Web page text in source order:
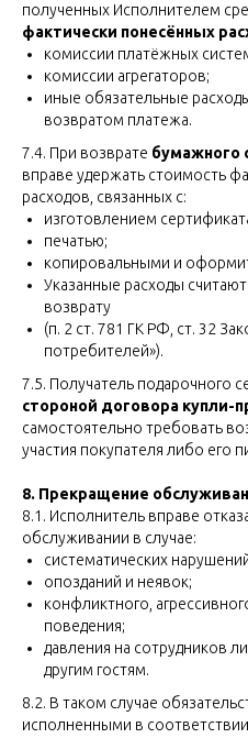
полученных Исполнителем
фактически понесённых
комиссии платёжных
комиссии агрегаторов;
иные обязательные
возвратом платежа.
7.4. При возврате бумажного
вправе удержать стоимость
расходов, связанных с:
изготовлением
печатью;
копировальными и
Указанные расходы
возврату
(п. 2 ст. 781 ГК РФ, ст. 32
потребителей»).
7.5. Получатель подарочного
стороной договора купли-
самостоятельно требовать
участия покупателя либо его
8. Прекращение
8.1. Исполнитель вправе
обслуживании в случае:
систематических
опозданий и неявок;
конфликтного,
поведения;
давления на сотрудников
другим гостям.
8.2. В таком случае
исполненными в